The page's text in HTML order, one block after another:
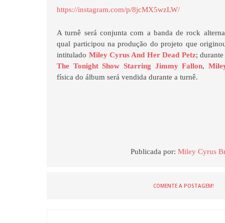
https://instagram.com/p/8jcMX5wzLW/
A turnê será conjunta com a banda de rock
qual participou na produção do projeto que
intitulado Miley Cyrus And Her Dead Petz;
The Tonight Show Starring Jimmy Fallon,
física do álbum será vendida durante a turnê.
Publicada por:Miley Cyrus
COMENTE A POSTAGEM!